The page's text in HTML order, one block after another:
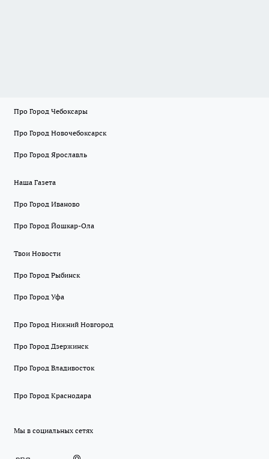
Про Город Чебоксары
Про Город Новочебоксарск
Про Город Ярославль
Наша Газета
Про Город Иваново
Про Город Йошкар-Ола
Твои Новости
Про Город Рыбинск
Про Город Уфа
Про Город Нижний Новгород
Про Город Дзержинск
Про Город Владивосток
Про Город Краснодара
Мы в социальных сетях